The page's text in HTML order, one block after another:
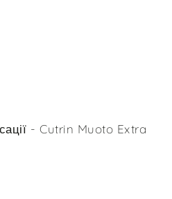
- Cutrin Muoto Extra